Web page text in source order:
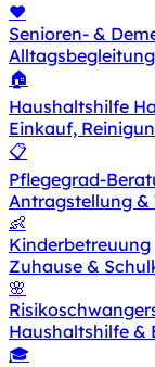
❤️
Senioren- &
🏠
Haushaltshilfe
Einkauf,
📋
Pflegegrad-
Antragstellung &
👶
Kinderbetreuung
Zuhause &
🌸
Haushaltshilfe &
🎓